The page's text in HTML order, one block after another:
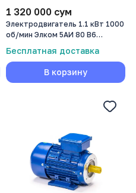
1 320 000 сум
Электродвигатель 1.1 кВт 1000
об/мин Элком 5АИ 80 В6
Бесплатная доставка
В корзину